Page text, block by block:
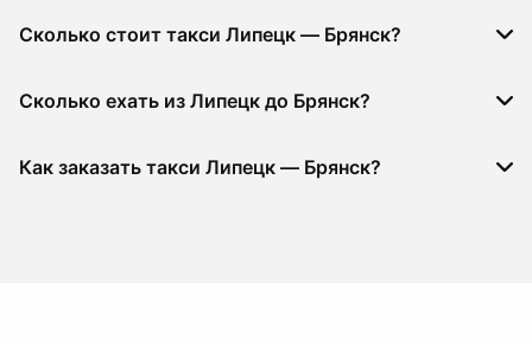
Сколько стоит такси Липецк — Брянск?
Сколько ехать из Липецк до Брянск?
Как заказать такси Липецк — Брянск?